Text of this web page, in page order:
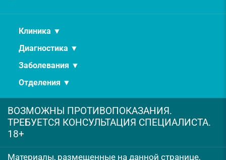
Клиника ▼
Диагностика ▼
Заболевания ▼
Отделения ▼
ВОЗМОЖНЫ ПРОТИВОПОКАЗАНИЯ.
ТРЕБУЕТСЯ КОНСУЛЬТАЦИЯ СПЕЦИАЛИСТА.
18+
Материалы, размещенные на данной странице,